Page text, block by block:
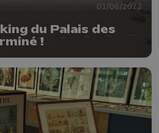
01/06/2023
du Palais des
!